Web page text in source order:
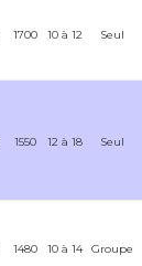
1700 10 à 12 Seul
1550 12 à 18 Seul
1480 10 à 14 Groupe